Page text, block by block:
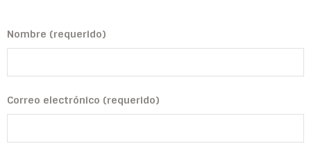
Nombre (requerido)
Correo electrónico (requerido)